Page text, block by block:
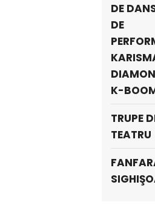
DE
DE
K-
TRUPE
TEATRU